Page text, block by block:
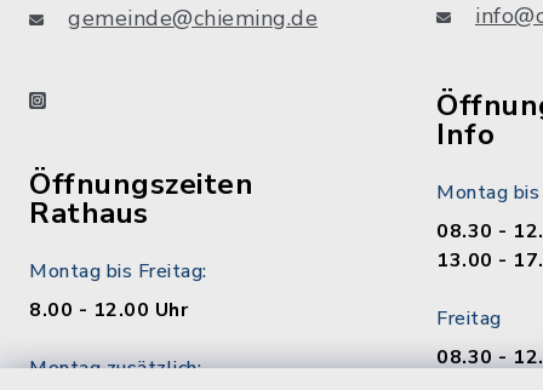
gemeinde@chieming.de
instagram
Öffnungszeiten
Rathaus
Montag bis Freitag:
8.00 - 12.00 Uhr
Montag zusätzlich:
Info
Montag
08.30 -
13.00 -
Freitag
08.30 -